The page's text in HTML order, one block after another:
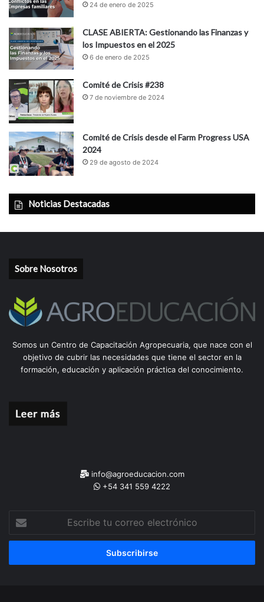
24 de enero de 2025
CLASE ABIERTA: Gestionando las Finanzas y
los Impuestos en el 2025
6 de enero de 2025
Comité de Crisis #238
7 de noviembre de 2024
Comité de Crisis desde el Farm Progress USA
2024
29 de agosto de 2024
Noticias Destacadas
Sobre Nosotros
Somos un Centro de Capacitación Agropecuaria, que nace con el
objetivo de cubrir las necesidades que tiene el sector en la
formación, educación y aplicación práctica del conocimiento.
info@agroeducacion.com
+54 341 559 4222
correo